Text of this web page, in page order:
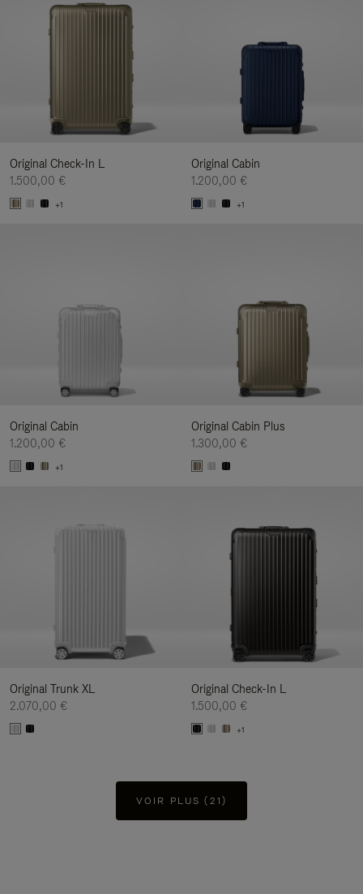
Original Check-In L
1.500,00 €
+1
Original Cabin
1.200,00 €
+1
Original Cabin
1.200,00 €
+1
Original Cabin Plus
1.300,00 €
Original Trunk XL
2.070,00 €
Original Check-In L
1.500,00 €
+1
VOIR PLUS (21)